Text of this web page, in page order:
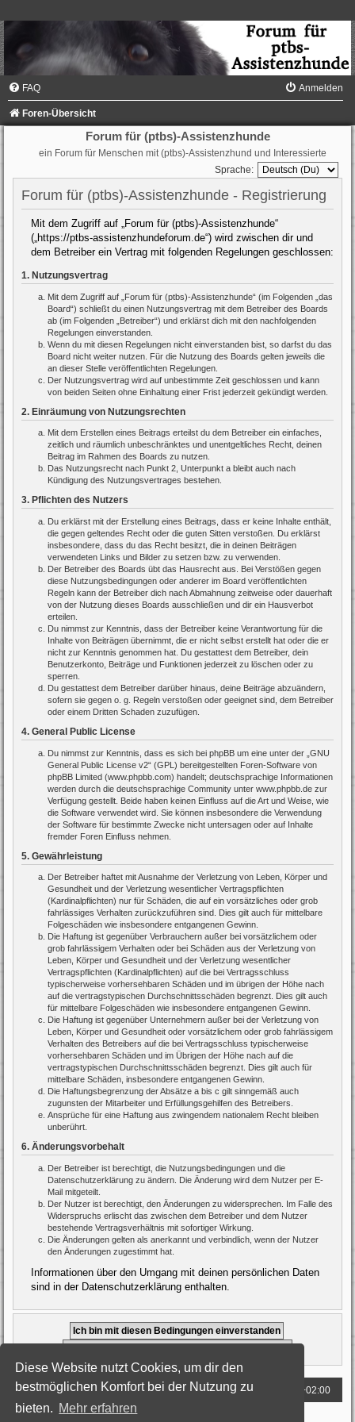
Diese Website nutzt Cookies, um dir den
bestmöglichen Komfort bei der Nutzung zu
bieten. Mehr erfahren
FAQ Anmelden
Foren-Übersicht
Forum für (ptbs)-Assistenzhunde
ein Forum für Menschen mit (ptbs)-Assistenzhund und Interessierte
Sprache:
Forum für (ptbs)-Assistenzhunde - Registrierung
Mit dem Zugriff auf „Forum für (ptbs)-Assistenzhunde“
(„https://ptbs-assistenzhundeforum.de“) wird zwischen dir und
dem Betreiber ein Vertrag mit folgenden Regelungen geschlossen:
1. Nutzungsvertrag
Mit dem Zugriff auf „Forum für (ptbs)-Assistenzhunde“ (im Folgenden „das
Board“) schließt du einen Nutzungsvertrag mit dem Betreiber des Boards
ab (im Folgenden „Betreiber“) und erklärst dich mit den nachfolgenden
Regelungen einverstanden.
Wenn du mit diesen Regelungen nicht einverstanden bist, so darfst du das
Board nicht weiter nutzen. Für die Nutzung des Boards gelten jeweils die
an dieser Stelle veröffentlichten Regelungen.
Der Nutzungsvertrag wird auf unbestimmte Zeit geschlossen und kann
von beiden Seiten ohne Einhaltung einer Frist jederzeit gekündigt werden.
2. Einräumung von Nutzungsrechten
Mit dem Erstellen eines Beitrags erteilst du dem Betreiber ein einfaches,
zeitlich und räumlich unbeschränktes und unentgeltliches Recht, deinen
Beitrag im Rahmen des Boards zu nutzen.
Das Nutzungsrecht nach Punkt 2, Unterpunkt a bleibt auch nach
Kündigung des Nutzungsvertrages bestehen.
3. Pflichten des Nutzers
Du erklärst mit der Erstellung eines Beitrags, dass er keine Inhalte enthält,
die gegen geltendes Recht oder die guten Sitten verstoßen. Du erklärst
insbesondere, dass du das Recht besitzt, die in deinen Beiträgen
verwendeten Links und Bilder zu setzen bzw. zu verwenden.
Der Betreiber des Boards übt das Hausrecht aus. Bei Verstößen gegen
diese Nutzungsbedingungen oder anderer im Board veröffentlichten
Regeln kann der Betreiber dich nach Abmahnung zeitweise oder dauerhaft
von der Nutzung dieses Boards ausschließen und dir ein Hausverbot
erteilen.
Du nimmst zur Kenntnis, dass der Betreiber keine Verantwortung für die
Inhalte von Beiträgen übernimmt, die er nicht selbst erstellt hat oder die er
nicht zur Kenntnis genommen hat. Du gestattest dem Betreiber, dein
Benutzerkonto, Beiträge und Funktionen jederzeit zu löschen oder zu
sperren.
Du gestattest dem Betreiber darüber hinaus, deine Beiträge abzuändern,
sofern sie gegen o. g. Regeln verstoßen oder geeignet sind, dem Betreiber
oder einem Dritten Schaden zuzufügen.
4. General Public License
Du nimmst zur Kenntnis, dass es sich bei phpBB um eine unter der „ GNU
General Public License v2“ (GPL) bereitgestellten Foren-Software von
phpBB Limited (www.phpbb.com) handelt; deutschsprachige Informationen
werden durch die deutschsprachige Community unter www.phpbb.de zur
Verfügung gestellt. Beide haben keinen Einfluss auf die Art und Weise, wie
die Software verwendet wird. Sie können insbesondere die Verwendung
der Software für bestimmte Zwecke nicht untersagen oder auf Inhalte
fremder Foren Einfluss nehmen.
5. Gewährleistung
Der Betreiber haftet mit Ausnahme der Verletzung von Leben, Körper und
Gesundheit und der Verletzung wesentlicher Vertragspflichten
(Kardinalpflichten) nur für Schäden, die auf ein vorsätzliches oder grob
fahrlässiges Verhalten zurückzuführen sind. Dies gilt auch für mittelbare
Folgeschäden wie insbesondere entgangenen Gewinn.
Die Haftung ist gegenüber Verbrauchern außer bei vorsätzlichem oder
grob fahrlässigem Verhalten oder bei Schäden aus der Verletzung von
Leben, Körper und Gesundheit und der Verletzung wesentlicher
Vertragspflichten (Kardinalpflichten) auf die bei Vertragsschluss
typischerweise vorhersehbaren Schäden und im übrigen der Höhe nach
auf die vertragstypischen Durchschnittsschäden begrenzt. Dies gilt auch
für mittelbare Folgeschäden wie insbesondere entgangenen Gewinn.
Die Haftung ist gegenüber Unternehmern außer bei der Verletzung von
Leben, Körper und Gesundheit oder vorsätzlichem oder grob fahrlässigem
Verhalten des Betreibers auf die bei Vertragsschluss typischerweise
vorhersehbaren Schäden und im Übrigen der Höhe nach auf die
vertragstypischen Durchschnittsschäden begrenzt. Dies gilt auch für
mittelbare Schäden, insbesondere entgangenen Gewinn.
Die Haftungsbegrenzung der Absätze a bis c gilt sinngemäß auch
zugunsten der Mitarbeiter und Erfüllungsgehilfen des Betreibers.
Ansprüche für eine Haftung aus zwingendem nationalem Recht bleiben
unberührt.
6. Änderungsvorbehalt
Der Betreiber ist berechtigt, die Nutzungsbedingungen und die
Datenschutzerklärung zu ändern. Die Änderung wird dem Nutzer per E-
Mail mitgeteilt.
Der Nutzer ist berechtigt, den Änderungen zu widersprechen. Im Falle des
Widerspruchs erlischt das zwischen dem Betreiber und dem Nutzer
bestehende Vertragsverhältnis mit sofortiger Wirkung.
Die Änderungen gelten als anerkannt und verbindlich, wenn der Nutzer
den Änderungen zugestimmt hat.
Informationen über den Umgang mit deinen persönlichen Daten
sind in der Datenschutzerklärung enthalten.
Foren-Übersicht Alle Zeiten sind UTC+02:00
Powered byphpBB® Forum Software © phpBB Limited